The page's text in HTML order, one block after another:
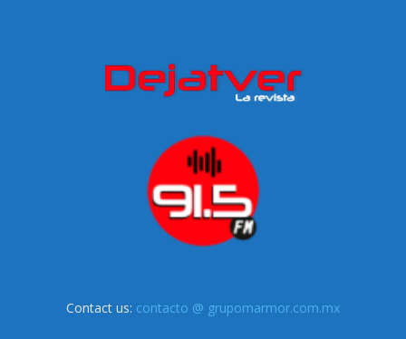
Contact us: contacto @ grupomarmor.com.mx